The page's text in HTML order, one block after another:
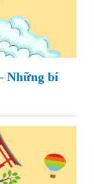
Những bí